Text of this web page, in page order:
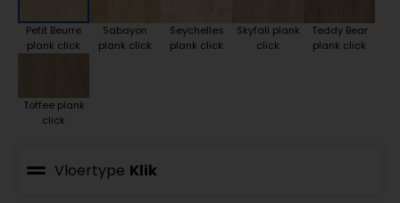
Petit Beurre
plank click
Sabayon
plank click
Seychelles
plank click
Skyfall plank
click
Teddy Bear
plank click
Toffee plank
click
Vloertype Klik